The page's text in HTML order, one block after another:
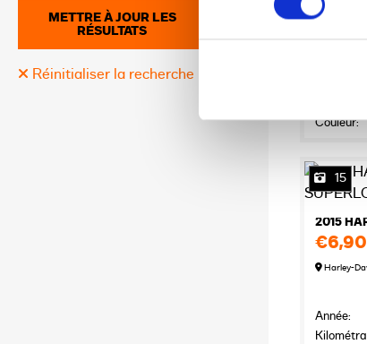
METTRE À JOUR LES
RÉSULTATS
Réinitialiser la recherche
Harley-
Couleur:
15
2015
Harley-
Année: